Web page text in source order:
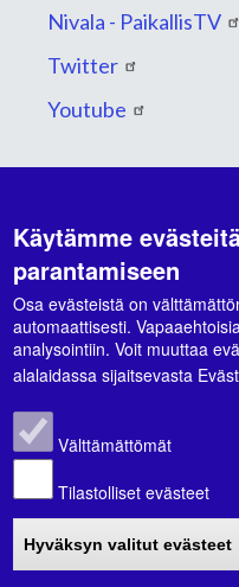
Nivala - PaikallisTV
Twitter
Youtube
Kaupunkikonsernin
© Nivalan
rekisteriselosteet
Käytämme
parantamiseen
Osa evästeistä on
automaattisesti.
analysointiin. Voit muuttaa
alalaidassa sijaitsevasta
Välttämättömät
Tilastolliset evästeet
Hyväksyn valitut evästeet